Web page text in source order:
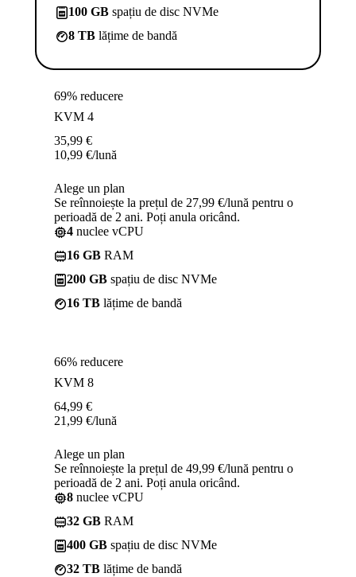
100 GB spațiu de disc NVMe
8 TB lățime de bandă
69% reducere
KVM 4
35,99 €
10,99 €/lună
Alege un plan
Se reînnoiește la prețul de 27,99 €/lună pentru o
perioadă de 2 ani. Poți anula oricând.
4 nuclee vCPU
16 GB RAM
200 GB spațiu de disc NVMe
16 TB lățime de bandă
66% reducere
KVM 8
64,99 €
21,99 €/lună
Alege un plan
Se reînnoiește la prețul de 49,99 €/lună pentru o
perioadă de 2 ani. Poți anula oricând.
8 nuclee vCPU
32 GB RAM
400 GB spațiu de disc NVMe
32 TB lățime de bandă